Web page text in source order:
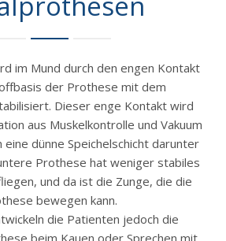
im Mund durch den engen Kontakt
der Prothese mit dem
Dieser enge Kontakt wird
aus Muskelkontrolle und Vakuum
dünne Speichelschicht darunter
Prothese hat weniger stabiles
und da ist die Zunge, die die
bewegen kann.
die Patienten jedoch die
beim Kauen oder Sprechen mit